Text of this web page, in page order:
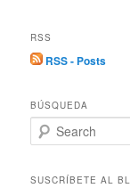
RSS
RSS - Posts
BÚSQUEDA
e
rSUSCRÍBETE AL